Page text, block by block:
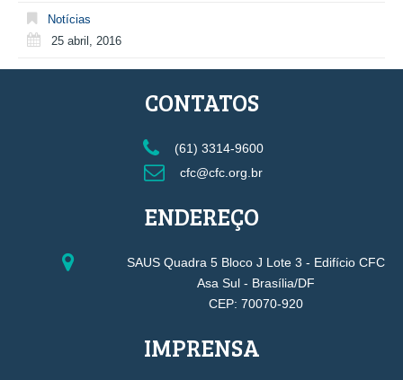
Notícias
25 abril, 2016
CONTATOS
(61) 3314-9600
cfc@cfc.org.br
ENDEREÇO
SAUS Quadra 5 Bloco J Lote 3 - Edifício CFC
Asa Sul - Brasília/DF
CEP: 70070-920
IMPRENSA